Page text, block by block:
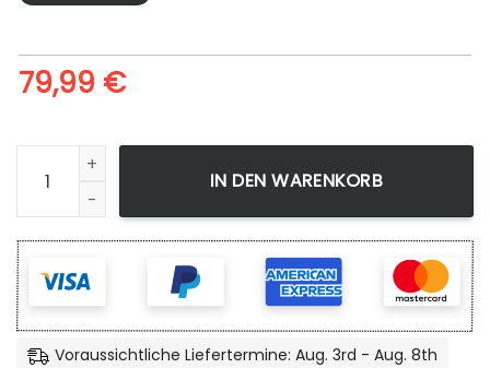
79,99 €
Leinwandbild Tokyo Ghoul 18 Wandbilder Kunstdrucke
IN DEN WARENKORB
Voraussichtliche Liefertermine: Aug. 3rd - Aug. 8th